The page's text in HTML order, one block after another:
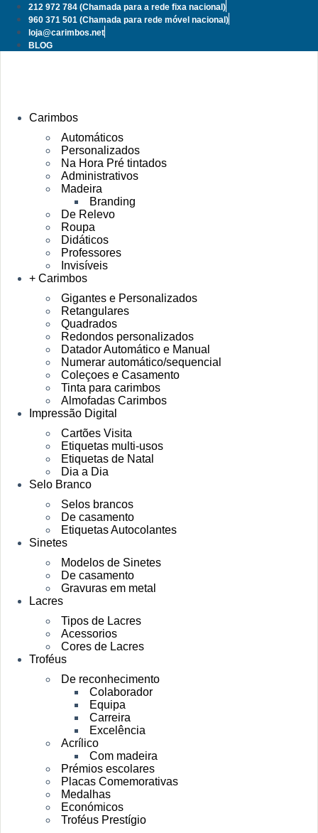
Pular
para
conteúdo
212 972 784 (Chamada para a rede fixa nacional)
960 371 501 (Chamada para rede móvel nacional)
loja@carimbos.net
BLOG
Carimbos
Automáticos
Personalizados
Na Hora Pré tintados
Administrativos
Madeira
Branding
De Relevo
Roupa
Didáticos
Professores
Invisíveis
+ Carimbos
Gigantes e Personalizados
Retangulares
Quadrados
Redondos personalizados
Datador Automático e Manual
Numerar automático/sequencial
Coleçoes e Casamento
Tinta para carimbos
Almofadas Carimbos
Impressão Digital
Cartões Visita
Etiquetas multi-usos
Etiquetas de Natal
Dia a Dia
Selo Branco
Selos brancos
De casamento
Etiquetas Autocolantes
Sinetes
Modelos de Sinetes
De casamento
Gravuras em metal
Lacres
Tipos de Lacres
Acessorios
Cores de Lacres
Troféus
De reconhecimento
Colaborador
Equipa
Carreira
Excelência
Acrílico
Com madeira
Prémios escolares
Placas Comemorativas
Medalhas
Económicos
Troféus Prestígio